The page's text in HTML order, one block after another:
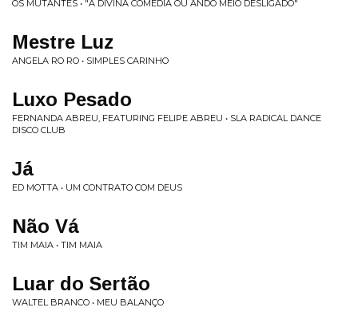
OS MUTANTES • "A DIVINA COMÉDIA OU ANDO MEIO DESLIGADO"
Mestre Luz
ANGELA RO RO • SIMPLES CARINHO
Luxo Pesado
FERNANDA ABREU, FEATURING FELIPE ABREU • SLA RADICAL DANCE
DISCO CLUB
Já
ED MOTTA • UM CONTRATO COM DEUS
Não Vá
TIM MAIA • TIM MAIA
Luar do Sertão
WALTEL BRANCO • MEU BALANÇO